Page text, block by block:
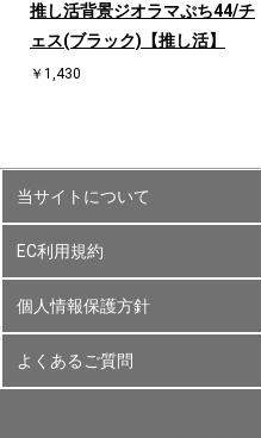
推し活背景ジオラマぷち44/チ
ェス(ブラック)【推し活】
￥1,430
当サイトについて
EC利用規約
個人情報保護方針
よくあるご質問